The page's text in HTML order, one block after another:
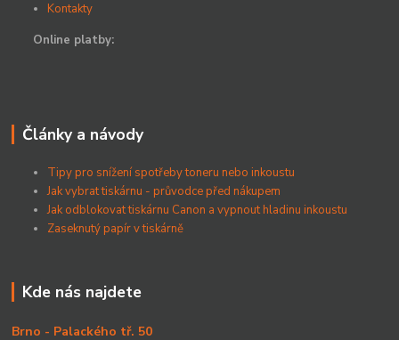
Kontakty
Online platby:
Články a návody
Tipy pro snížení spotřeby toneru nebo inkoustu
Jak vybrat tiskárnu - průvodce před nákupem
Jak odblokovat tiskárnu Canon a vypnout hladinu inkoustu
Zaseknutý papír v tiskárně
Kde nás najdete
Brno - Palackého tř. 50